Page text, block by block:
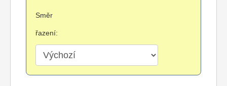
Směr
řazení: